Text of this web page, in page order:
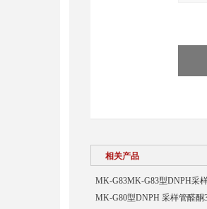
相关产品
MK-G83MK-G83型DNPH采
MK-G80型DNPH 采样管醛酮